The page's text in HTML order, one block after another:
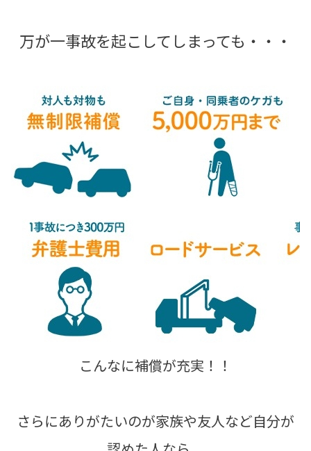
万が一事故を起こしてしまっても・・・
こんなに補償が充実！！
さらにありがたいのが家族や友人など自分が